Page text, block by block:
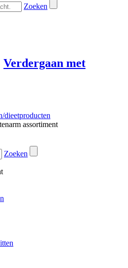
Zoeken
Verdergaan met
dieetproducten
assortiment
Zoeken